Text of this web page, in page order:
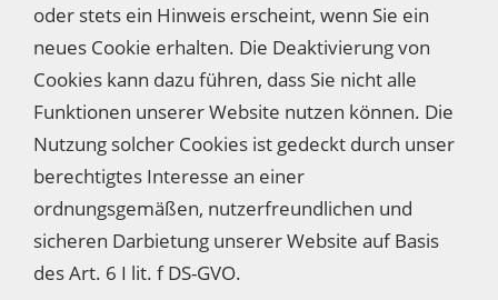
oder stets ein Hinweis erscheint, wenn Sie ein
neues Cookie erhalten. Die Deaktivierung von
Cookies kann dazu führen, dass Sie nicht alle
Funktionen unserer Website nutzen können. Die
Nutzung solcher Cookies ist gedeckt durch unser
berechtigtes Interesse an einer
ordnungsgemäßen, nutzerfreundlichen und
sicheren Darbietung unserer Website auf Basis
des Art. 6 I lit. f DS-GVO.